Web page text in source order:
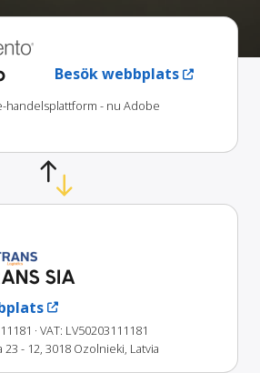
Besök webbplats
handelsplattform - nu Adobe
SIA
· VAT: LV50203111181
- 12, 3018 Ozolnieki, Latvia